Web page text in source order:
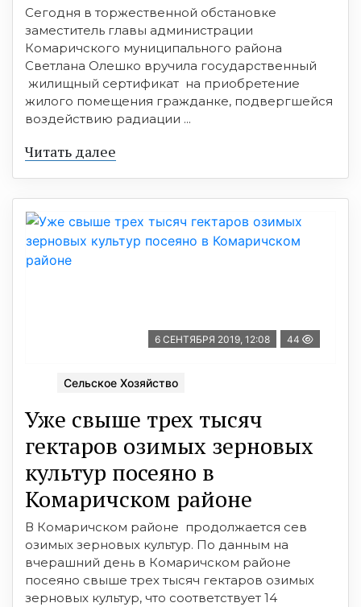
Сегодня в торжественной обстановке
заместитель главы администрации
Комаричского муниципального района
Светлана Олешко вручила государственный
жилищный сертификат на приобретение
жилого помещения гражданке, подвергшейся
воздействию радиации ...
Читать далее
6 СЕНТЯБРЯ 2019, 12:08 44
Сельское Хозяйство
Уже свыше трех тысяч
гектаров озимых зерновых
культур посеяно в
Комаричском районе
В Комаричском районе продолжается сев
озимых зерновых культур. По данным на
вчерашний день в Комаричском районе
посеяно свыше трех тысяч гектаров озимых
зерновых культур, что соответствует 14